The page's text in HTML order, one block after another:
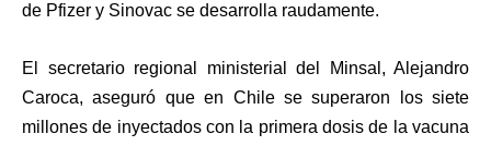
de Pfizer y Sinovac se desarrolla raudamente.
El secretario regional ministerial del Minsal, Alejandro
Caroca, aseguró que en Chile se superaron los siete
millones de inyectadoscon la primera dosis de la vacuna